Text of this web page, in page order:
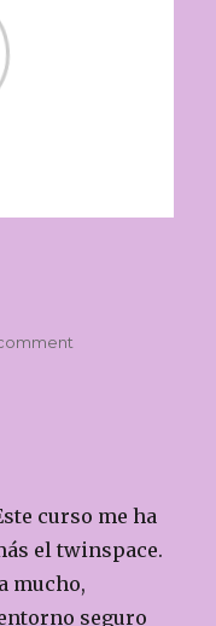
curso me ha
el twinspace.
mucho,
seguro